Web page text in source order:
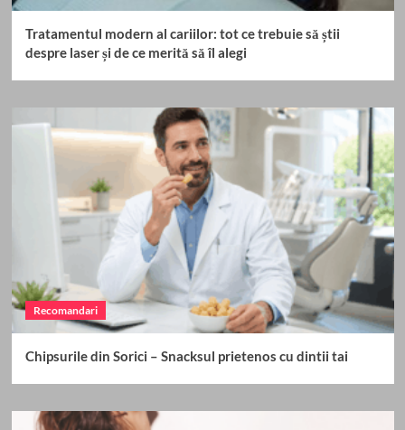
Tratamentul modern al cariilor: tot ce trebuie să știi
despre laser și de ce merită să îl alegi
Recomandari
Chipsurile din Sorici – Snacksul prietenos cu dintii tai